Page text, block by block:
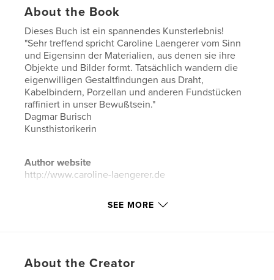
About the Book
Dieses Buch ist ein spannendes Kunsterlebnis!
"Sehr treffend spricht Caroline Laengerer vom Sinn
und Eigensinn der Materialien, aus denen sie ihre
Objekte und Bilder formt. Tatsächlich wandern die
eigenwilligen Gestaltfindungen aus Draht,
Kabelbindern, Porzellan und anderen Fundstücken
raffiniert in unser Bewußtsein."
Dagmar Burisch
Kunsthistorikerin
Author website
http://www.caroline-laengerer.de
Features & Details
Photography Books
SEE MORE
About the Creator